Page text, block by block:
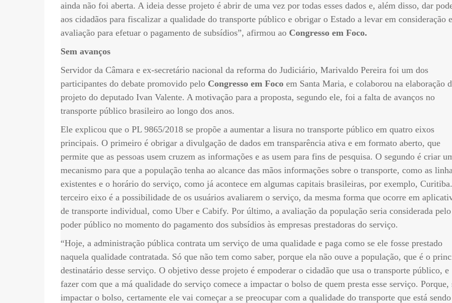
ainda não foi aberta. A ideia desse projeto é abrir de uma vez por todas esses dados e, além disso, dar
aos cidadãos para fiscalizar a qualidade do transporte público e obrigar o Estado a levar em consideração
avaliação para efetuar o pagamento de subsídios”, afirmou ao Congresso em Foco.
Sem avanços
Servidor da Câmara e ex-secretário nacional da reforma do Judiciário, Marivaldo Pereira foi um dos
participantes do debate promovido pelo Congresso em Focoem Santa Maria, e colaborou na elaboração
projeto do deputado Ivan Valente. A motivação para a proposta, segundo ele, foi a falta de avanços no
transporte público brasileiro ao longo dos anos.
Ele explicou que o PL 9865/2018 se propõe a aumentar a lisura no transporte público em quatro eixos
principais. O primeiro é obrigar a divulgação de dados em transparência ativa e em formato aberto, que
permite que as pessoas usem cruzem as informações e as usem para fins de pesquisa. O segundo é criar
mecanismo para que a população tenha ao alcance das mãos informações sobre o transporte, como as
existentes e o horário do serviço, como já acontece em algumas capitais brasileiras, por exemplo,
terceiro eixo é a possibilidade de os usuários avaliarem o serviço, da mesma forma que ocorre em
de transporte individual, como Uber e Cabify. Por último, a avaliação da população seria considerada pelo
poder público no momento do pagamento dos subsídios às empresas prestadoras do serviço.
“Hoje, a administração pública contrata um serviço de uma qualidade e paga como se ele fosse prestado
naquela qualidade contratada. Só que não tem como saber, porque ela não ouve a população, que é o
destinatário desse serviço. O objetivo desse projeto é empoderar o cidadão que usa o transporte público, e
fazer com que a má qualidade do serviço comece a impactar o bolso de quem presta esse serviço. Porque,
impactar o bolso, certamente ele vai começar a se preocupar com a qualidade do transporte que está sendo